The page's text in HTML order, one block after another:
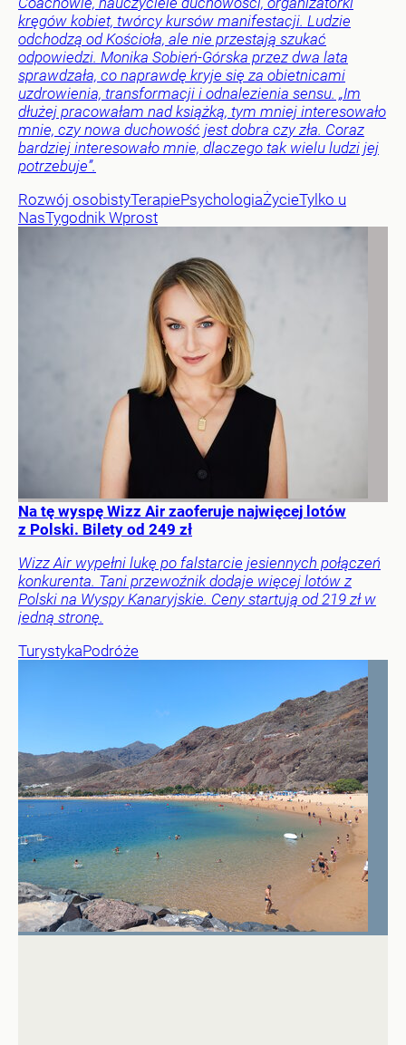
kręgów kobiet, twórcy kursów manifestacji. Ludzie
odchodzą od Kościoła, ale nie przestają szukać
odpowiedzi. Monika Sobień-Górska przez dwa lata
sprawdzała, co naprawdę kryje się za obietnicami
uzdrowienia, transformacji i odnalezienia sensu. „Im
dłużej pracowałam nad książką, tym mniej interesowało
mnie, czy nowa duchowość jest dobra czy zła. Coraz
bardziej interesowało mnie, dlaczego tak wielu ludzi jej
potrzebuje”.
Rozwój osobistyTerapiePsychologiaŻycieTylko u
NasTygodnik Wprost
Na tę wyspę Wizz Air zaoferuje najwięcej lotów
z Polski. Bilety od 249 zł
Wizz Air wypełni lukę po falstarcie jesiennych połączeń
konkurenta. Tani przewoźnik dodaje więcej lotów z
Polski na Wyspy Kanaryjskie. Ceny startują od 219 zł w
jedną stronę.
TurystykaPodróże